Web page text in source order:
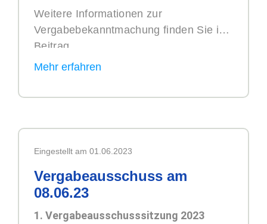
Weitere Informationen zur
Vergabebekanntmachung finden Sie im
Beitrag.
Eingestellt am 01.06.2023
Vergabeausschuss am
08.06.23
1. Vergabeausschusssitzung 2023